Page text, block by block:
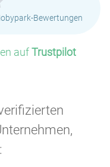
Bewertungen
aufTrustpilot